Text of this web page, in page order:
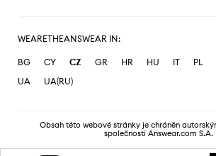
WEARETHEANSWEAR IN:
BG CY CZ GR HR HU IT PL
UA
UA(RU)
Obsah této webové stránky je chráněn
společnosti Answear.com S.A.